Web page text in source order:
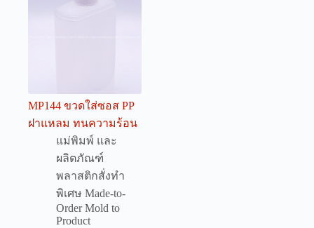
MP144 ขวดใส่ซอส PP
ฝาแหลม ทนความร้อน
แม่พิมพ์ และ
ผลิตภัณฑ์
พลาสติกสั่งทำ
พิเศษ Made-to-
Order Mold to
Product